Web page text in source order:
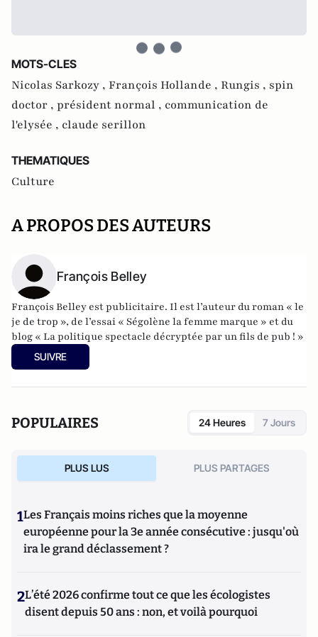
MOTS-CLES
Nicolas Sarkozy , François Hollande , Rungis , spin
doctor , président normal , communication de
l'elysée , claude serillon
THEMATIQUES
Culture
A PROPOS DES AUTEURS
François Belley
François Belley est publicitaire. Il est l’auteur du roman « le
je de trop », de l’essai « Ségolène la femme marque » et du
blog « La politique spectacle décryptée par un fils de pub ! »
SUIVRE
POPULAIRES 24 Heures 7 Jours
PLUS LUS PLUS PARTAGES
1Les Français moins riches que la moyenne
européenne pour la 3e année consécutive : jusqu'où
ira le grand déclassement ?
2L’été 2026 confirme tout ce que les écologistes
disent depuis 50 ans : non, et voilà pourquoi